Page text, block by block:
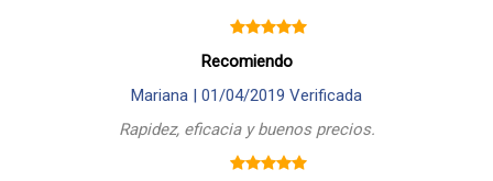
Recomiendo
Mariana | 01/04/2019 Verificada
Rapidez, eficacia y buenos precios.